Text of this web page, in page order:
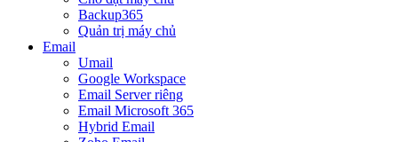
Backup365
Quản trị máy chủ
Email
Umail
Google Workspace
Email Server riêng
Email Microsoft 365
Hybrid Email